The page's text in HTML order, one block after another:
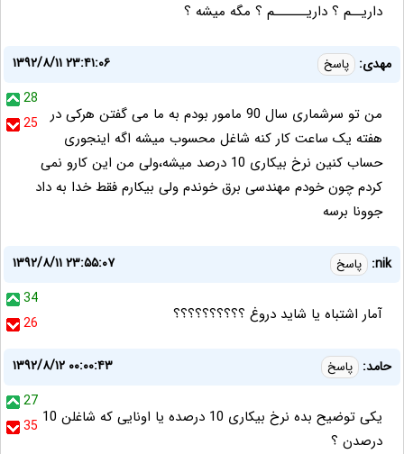
داریــم ؟ داریــــــم ؟ مگه میشه ؟
مهدی: پاسخ
۱۳۹۲/۸/۱۱ ۲۳:۴۱:۰۶
28
25
من تو سرشماری سال 90 مامور بودم به ما می گفتن هرکی در
هفته یک ساعت کار کنه شاغل محسوب میشه اگه اینجوری
حساب کنین نرخ بیکاری 10 درصد میشه،ولی من این کارو نمی
کردم چون خودم مهندسی برق خوندم ولی بیکارم فقط خدا به داد
جوونا برسه
nik: پاسخ
۱۳۹۲/۸/۱۱ ۲۳:۵۵:۰۷
34
26
آمار اشتباه یا شاید دروغ ؟؟؟؟؟؟؟؟؟؟
حامد: پاسخ
۱۳۹۲/۸/۱۲ ۰۰:۰۰:۴۳
27
35 یکی توضیح بده نرخ بیکاری 10 درصده یا اونایی که شاغلن 10
درصدن ؟